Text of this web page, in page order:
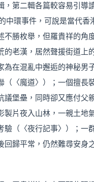
，第二輯各篇較容易引導
中環事件，可說是當代香
不勝枚舉，但羅貴祥的角
的老漢，居然聲援街道上
為在混亂中邂逅的神秘男
（〈魔道〉）；一個擅長
議堡壘，同時卻又應付父
製片夜入山林，一親土地
驗（〈夜行記事〉）；一
回歸平常，仍然難尋安身